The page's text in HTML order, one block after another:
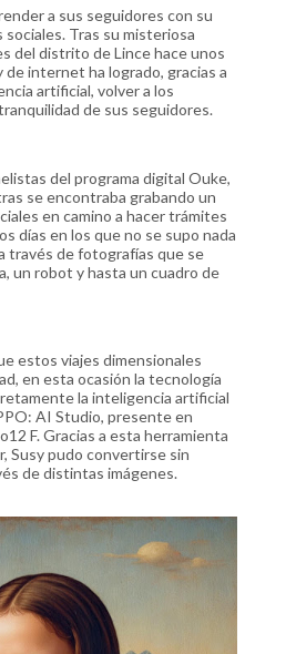
a sus seguidores con su
sociales. Tras su misteriosa
del distrito de Lince hace unos
de internet ha logrado, gracias a
artificial, volver a los
de sus seguidores.
del programa digital Ouke,
se encontraba grabando un
en camino a hacer trámites
días en los que no se supo nada
través de fotografías que se
un robot y hasta un cuadro de
estos viajes dimensionales
en esta ocasión la tecnología
la inteligencia artificial
AI Studio, presente en
F. Gracias a esta herramienta
Susy pudo convertirse sin
de distintas imágenes.